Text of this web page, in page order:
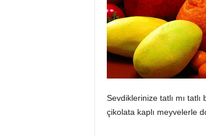
Sevdiklerinize tatlı mı
çikolata kaplı meyvelerle